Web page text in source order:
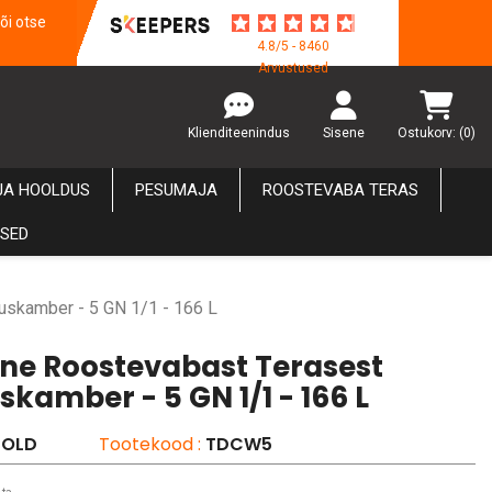
otse
4.8/5 - 8460
Arvustused
Klienditeenindus Sisene Ostukorv: (0)
HOOLDUS PESUMAJA ROOSTEVABA TERAS
- 5 GN 1/1 - 166 L
Roostevabast Terasest
- 5 GN 1/1 - 166 L
Tootekood : TDCW5